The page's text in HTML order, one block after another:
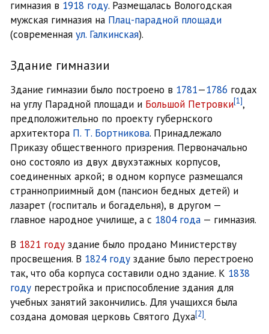
гимназия в 1918 году. Размещалась Вологодская
мужская гимназия на Плац-парадной площади
(современнаяул. Галкинская).
Здание гимназии
Здание гимназии было построено в 1781—1786 годах
на углу Парадной площади и Большой Петровки[1],
предположительно по проекту губернского
архитектора П. Т. Бортникова. Принадлежало
Приказу общественного призрения. Первоначально
оно состояло из двух двухэтажных корпусов,
соединенных аркой; в одном корпусе размещался
странноприимный дом (пансион бедных детей) и
лазарет (госпиталь и богадельня), в другом —
главное народное училище, а с 1804 года — гимназия.
В 1821 году здание было продано Министерству
просвещения. В 1824 году здание было перестроено
так, что оба корпуса составили одно здание. К 1838
году перестройка и приспособление здания для
учебных занятий закончились. Для учащихся была
создана домовая церковь Святого Духа[2].